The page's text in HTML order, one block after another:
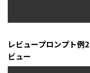
レビュープロンプト例
ビュー